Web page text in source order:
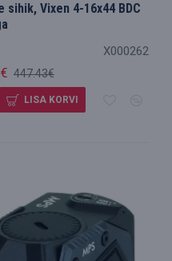
X000262
sihik, Vixen 4-16x44 BDC
447.43€
LISA KORVI